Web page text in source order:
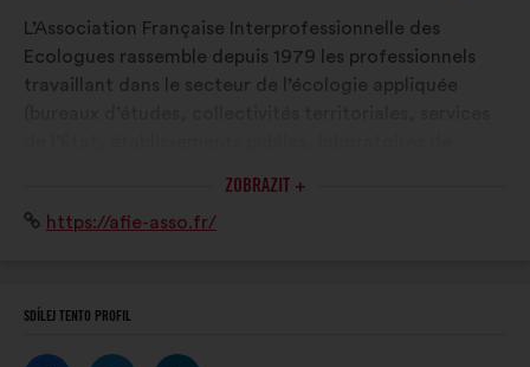
ASSOCIATION
FRANÇAISE
ECOLOGUES
L’Association Française Interprofessionnelle des
Ecologues rassemble depuis 1979 les professionnels
travaillant dans le secteur de l’écologie appliquée
savoir-faire en ingénierie écologique pour la
ZOBRAZIT +
Internetová
https://afie-asso.fr/
SDÍLEJ TENTO PROFIL